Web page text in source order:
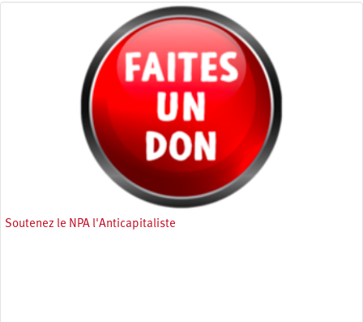
Soutenez le NPA l'Anticapitaliste